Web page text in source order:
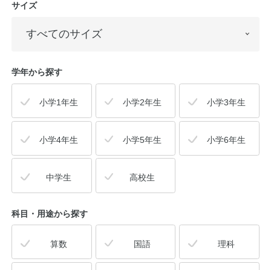
サイズ
学年から探す
小学1年生 小学2年生 小学3年生
小学4年生 小学5年生 小学6年生
中学生 高校生
科目・用途から探す
算数 国語 理科